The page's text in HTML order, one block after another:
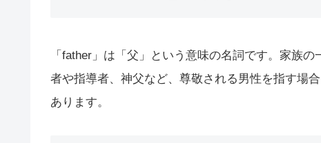
「father」は「父」という意味の名詞です。家族
者や指導者、神父など、尊敬される男性を指す場
あります。